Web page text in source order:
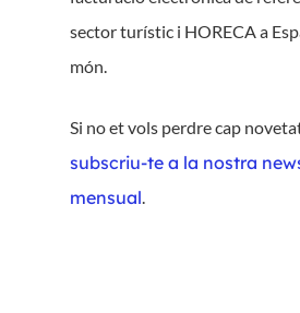
sector turístic i HORECA a
món.
Si no et vols perdre cap
subscriu-te a la nostra
mensual.